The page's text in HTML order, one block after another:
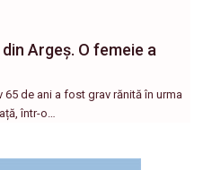
Argeș. O femeie a
de ani a fost grav rănită în urma
într-o…